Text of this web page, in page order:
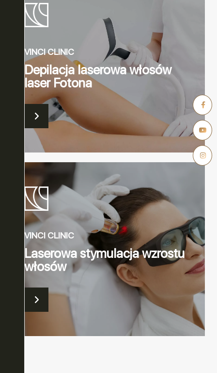
VINCI CLINIC
Depilacja laserowa włosów
laser Fotona
VINCI CLINIC
Laserowa stymulacja wzrostu
włosów